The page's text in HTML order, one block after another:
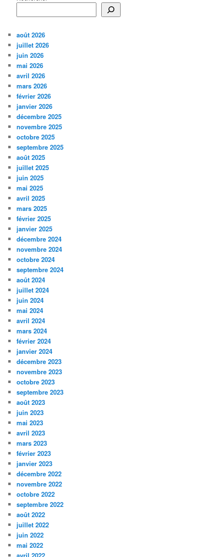
août 2026
juillet 2026
juin 2026
mai 2026
avril 2026
mars 2026
février 2026
janvier 2026
décembre 2025
novembre 2025
octobre 2025
septembre 2025
août 2025
juillet 2025
juin 2025
mai 2025
avril 2025
mars 2025
février 2025
janvier 2025
décembre 2024
novembre 2024
octobre 2024
septembre 2024
août 2024
juillet 2024
juin 2024
mai 2024
avril 2024
mars 2024
février 2024
janvier 2024
décembre 2023
novembre 2023
octobre 2023
septembre 2023
août 2023
juin 2023
mai 2023
avril 2023
mars 2023
février 2023
janvier 2023
décembre 2022
novembre 2022
octobre 2022
septembre 2022
août 2022
juillet 2022
juin 2022
mai 2022